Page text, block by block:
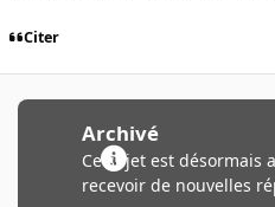
Citer
Archivé
Ce sujet est désormais
recevoir de nouvelles